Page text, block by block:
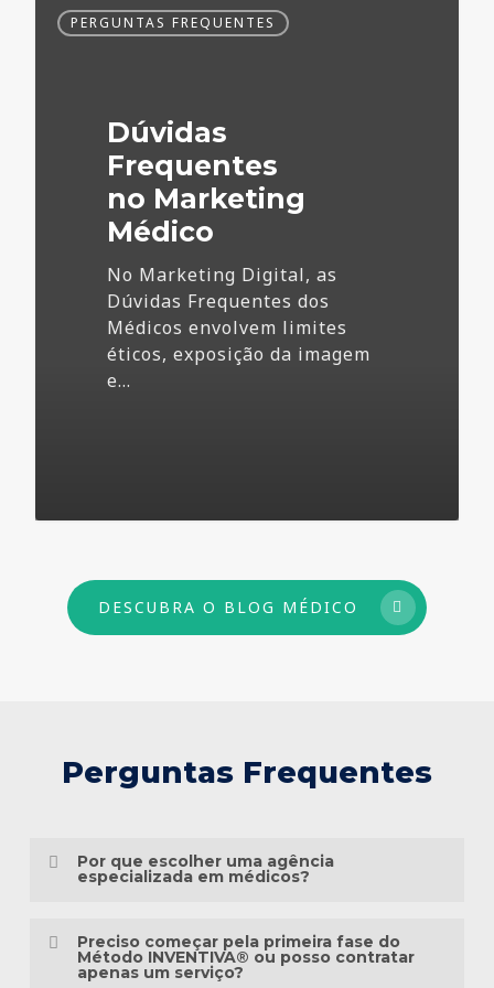
Frequentes
PERGUNTAS FREQUENTES
Dúvidas
Frequentes
no Marketing
Médico
No Marketing Digital, as
Dúvidas Frequentes dos
Médicos envolvem limites
éticos, exposição da imagem
e…
DESCUBRA O BLOG MÉDICO
Perguntas Frequentes
Por que escolher uma agência
especializada em médicos?
mais do que conhecimento em publicidade.
Preciso começar pela primeira fase do
Método INVENTIVA® ou posso contratar
apenas um serviço?